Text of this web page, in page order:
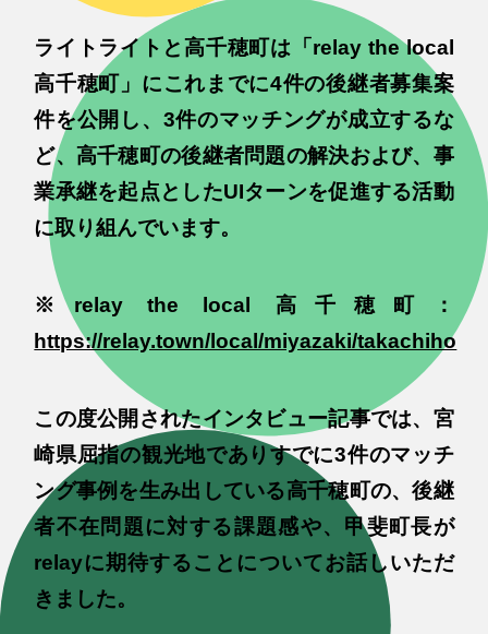
ライトライトと高千穂町は「relay the local
高千穂町」にこれまでに4件の後継者募集案
件を公開し、3件のマッチングが成立するな
ど、高千穂町の後継者問題の解決および、事
業承継を起点としたUIターンを促進する活動
に取り組んでいます。
※relay the local 高千穂町：
https://relay.town/local/miyazaki/takachiho
この度公開されたインタビュー記事では、宮
崎県屈指の観光地でありすでに3件のマッチ
ング事例を生み出している高千穂町の、後継
者不在問題に対する課題感や、甲斐町長が
relayに期待することについてお話しいただ
きました。